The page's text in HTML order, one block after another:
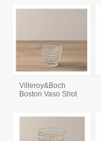
Villeroy&Boch
Boston Vaso Shot